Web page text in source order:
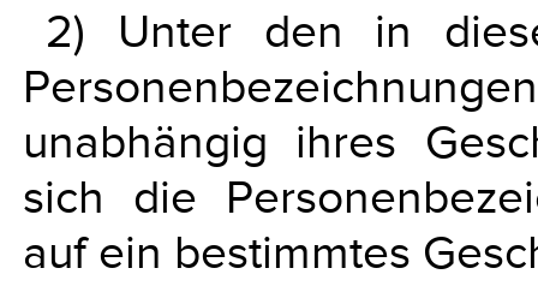
2) Unter den in
unabhängig ihres
sich die
auf ein bestimmtes